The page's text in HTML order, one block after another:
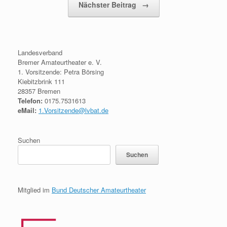
Nächster Beitrag →
Landesverband
Bremer Amateurtheater e. V.
1. Vorsitzende: Petra Börsing
Kiebitzbrink 111
28357 Bremen
Telefon: 0175.7531613
eMail: 1.Vorsitzende@lvbat.de
Suchen
Suchen
Mitglied im Bund Deutscher Amateurtheater